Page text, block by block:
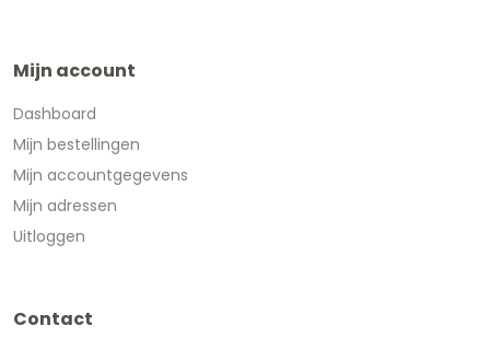
Mijn account
Dashboard
Mijn bestellingen
Mijn accountgegevens
Mijn adressen
Uitloggen
Contact